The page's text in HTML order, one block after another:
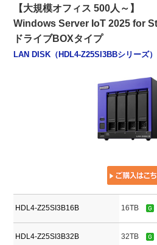
【大規模オフィス 500人～】
Windows Server IoT 2025 for
ドライブBOXタイプ
LAN DISK（HDL4-Z25SI3BBシリーズ）
HDL4-Z25SI3B16B 16TB
HDL4-Z25SI3B32B 32TB